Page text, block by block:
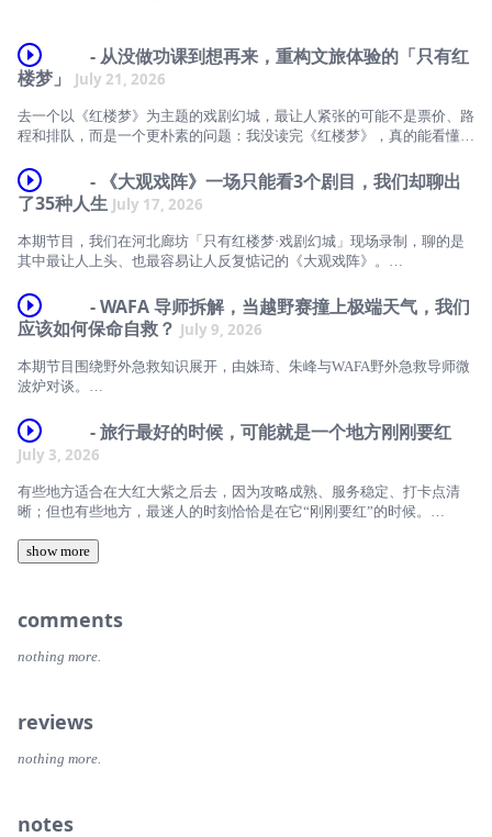
顿火锅、炸鸡、奶茶……
我们一边追求健康，一边又在放纵之后充满负罪感。
这一期，我们从一个普通打工人的一天出发，聊聊现代人的饮食困境，以
及怎样通过更聪明的选择，把吃饭这件事变得轻松一点。
为什么很多人越克制，反而越容易暴食？
配料表到底怎么看？
如果没有时间做饭，又该怎样尽可能吃得更健康？
方式。希望这一期，也能帮你找到属于自己的饮食平衡。特别感谢
感谢「叮咚V5」对本节目的邀请与支持。我们相信，好的日常饮食不需
要复杂的套路，配料干净、品质过硬，就能让每一餐都值得期待。也希望
通过这期节目，能让大家对「吃得好一点」这件事有新的感受。时间轴
00:05:15 小规格包装与频次管理：如何告别“买一份、吃一半、丢一半”的
浪费？
00:13:47 零食是最小剂量的“情绪解药”：如何在满足口腹之欲时降低身体
负担？
区？
00:30:57 “80/20 饮食法则”：80% 的干净饮食，留 20% 给情绪出口
00:34:22 高效能量补给：运动人群与场景化零食的选择。
00:41:18 告别“晕碳”与血糖过山车：进食顺序调节与低 GI/粗粮饮食的日
的食材甄选。
01:08:33 年轻人的“朋克养生”实践：从玉米须南瓜茶到草本冷泡。
01:15:24 给生活做减法：不用一直过度克制，找到适合自己的松弛与平
衡。本期主播及嘉宾
许丹丹：叮咚买菜休闲零食与烘焙商品规划负责人本期提到的健康小贴士
- 从没做功课到想再来，重构文旅体验的「只有红
楼梦」
July 21, 2026
去一个以《红楼梦》为主题的戏剧幻城，最让人紧张的可能不是票价、路
程和排队，而是一个更朴素的问题：我没读完《红楼梦》，真的能看懂
这一期和几位老朋友聊了聊这趟有点出乎意料的文旅体验。
有人原本对社交媒体上铺天盖地的推荐有点警惕，结果看着看着开始“自
愿特种兵”；
再来补全遗憾。
我们更关心的是：
一个大型文旅项目，怎样把文学IP、戏剧、建筑、灯光、音乐、城市空间
和家庭出游揉在一起，让红楼粉、非红楼粉、年轻人、父母和孩子都能各
自找到入口？
为什么它明明还有可改进的地方，却已经足够让人愿意推荐给朋友，甚至
想带父母再来一次？
说到底，这期节目讨论的是一次出游，也是一次关于文旅产品如何真正成
* 姝琦：《津津乐道》主播
* 老袁：《播客公社》老袁，原文旅从业者
* 羊行：《苦中找乐》主播，二刷幻城的自费硬核玩家
时间轴
- 《大观戏阵》一场只能看3个剧目，我们却聊出
了35种人生 July 17, 2026
本期节目，我们在河北廊坊「只有红楼梦·戏剧幻城」现场录制，聊的是
其中最让人上头、也最容易让人反复惦记的《大观戏阵》。
如果你第一次走进《大观戏阵》，很可能会先感到一点慌乱：
入口处递来一张随机卡片，你不知道自己会被分到哪一场戏；
看完第一场之后，你还要拿着手里的票去和陌生人交换，像拆盲盒，也像
在一座小型人生剧场里重新抽签；
一天只能看 3 个剧目，但这里一共有 35 个故事，于是遗憾变成了体验的
一部分：你总会错过一些什么，也总会撞见一些没预料到的东西。
它有点不像传统意义上的“看戏”：
观众不是坐在台下远远旁观，而是会被安排进教室、相亲局、家庭现场、
演员离你很近，近到一个眼神、一次停顿、一次临场回应，都会让人立刻
入戏；
选择、错过、局促、荒唐、柔软和无可奈何。
为什么十几分钟的小剧场，反而比很多宏大叙事更容易打中人；
以及一个文旅项目如何在“作品”和“产品”之间找到平衡。
有人被课堂老师一个眼神吓回高中，
有人认真操心园区的商业动线、NPC、AI 导航和咖啡售卖点。
市。声音时间轴
- WAFA 导师拆解，当越野赛撞上极端天气，我们
应该如何保命自救？ July 9, 2026
本期节目围绕野外急救知识展开，由姝琦、朱峰与WAFA野外急救导师微
波炉对谈。
本周五出征崇礼 168，遭遇极端天气，预报中雨转大雨，结合今年多场赛
事冰雹、失温事故，微波炉老师，手把手讲山顶雷击、湿冷失温、崴脚骨
折、高温呕吐、临界海拔不适，还有 90% 跑者用错的保温毯、冲锋衣正
确用法，长距离 168 跨昼夜安全底线全梳理。本期核心知识点
* 雷雨天保命准则：远离裸露山脊；雷雨蹲坐避险；雷击伤者优先持续
CPR，不用怕触电
未救援需现场复位
水；持续呕吐直接退赛
症状
全不能承重、高反下撤无缓解，满足任意一条必须放弃比赛
- 旅行最好的时候，可能就是一个地方刚刚要红
July 3, 2026
有些地方适合在大红大紫之后去，因为攻略成熟、服务稳定、打卡点清
晰；但也有些地方，最迷人的时刻恰恰是在它“刚刚要红”的时候。
这期节目，我们聊的是福建宁德下面的霞浦。一个从北京、天津出发不算
特别顺路的小县城，一个有山有海、有海带紫菜、有古村非遗，也有新兴
它还没有完全变成一个被标准化包装好的景区，所以你还能在里面遇见很
庙，一个把老宅和老物件拼命留下来的非遗传承人，一个人在深山里修了
这不是一场“必去景点清单”式的旅行分享。更像是两个人在一个还没被过
是为了看风景，而是为了在一个地方尚未被商业逻辑完全覆盖之前，看见
* 朱峰：「津津乐道播客网络」创始人，产品及技术专家。（微博：
show more
comments
nothing more.
reviews
nothing more.
notes